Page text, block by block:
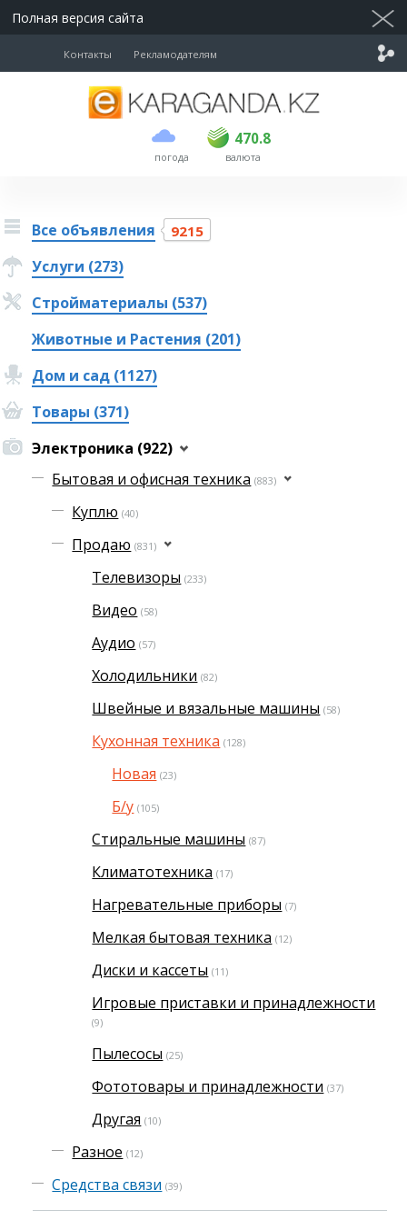
Полная версия сайта
Контакты Рекламодателям
погода
470.8
покупка продажа
USD 468.5 470.8
EUR валюта
Все объявления 9215
Услуги (273)
Стройматериалы (537)
Животные и Растения (201)
Дом и сад (1127)
Товары (371)
Электроника (922)
Бытовая и офисная техника (883)
Куплю (40)
Продаю (831)
Телевизоры (233)
Видео (58)
Аудио (57)
Холодильники (82)
Швейные и вязальные машины (58)
Кухонная техника (128)
Новая (23)
Б/у (105)
Стиральные машины (87)
Климатотехника (17)
Нагревательные приборы (7)
Мелкая бытовая техника (12)
Диски и кассеты (11)
Игровые приставки и принадлежности
(9)
Пылесосы (25)
Фототовары и принадлежности (37)
Другая (10)
Разное (12)
Средства связи (39)